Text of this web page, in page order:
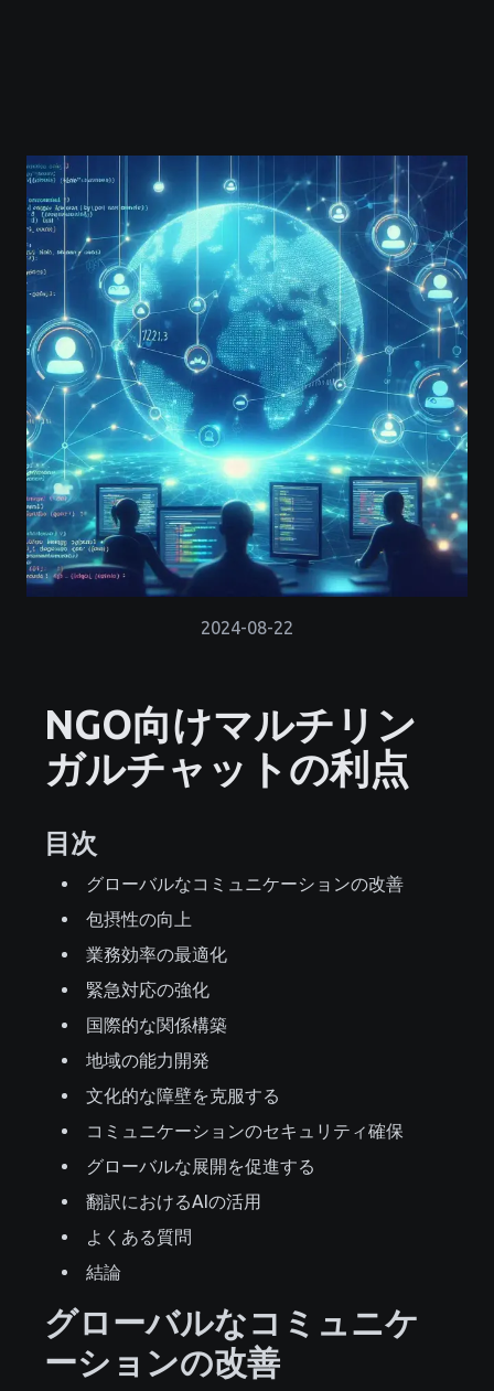
2024-08-22
NGO向けマルチリン
ガルチャットの利点
目次
グローバルなコミュニケーションの改善
包摂性の向上
業務効率の最適化
緊急対応の強化
国際的な関係構築
地域の能力開発
文化的な障壁を克服する
コミュニケーションのセキュリティ確保
グローバルな展開を促進する
翻訳におけるAIの活用
よくある質問
結論
グローバルなコミュニケ
ーションの改善